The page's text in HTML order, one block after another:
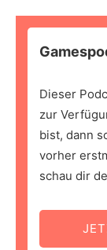
Dieser
zur
bist, dann
vorher
schau dir